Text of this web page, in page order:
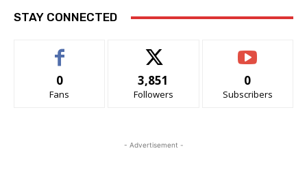
STAY CONNECTED
0
Fans
3,851
Followers
0
Subscribers
- Advertisement -